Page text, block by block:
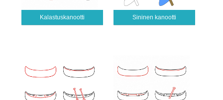
Kalastuskanootti Sininen kanootti